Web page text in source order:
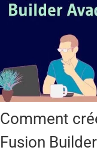
Comment
Fusion